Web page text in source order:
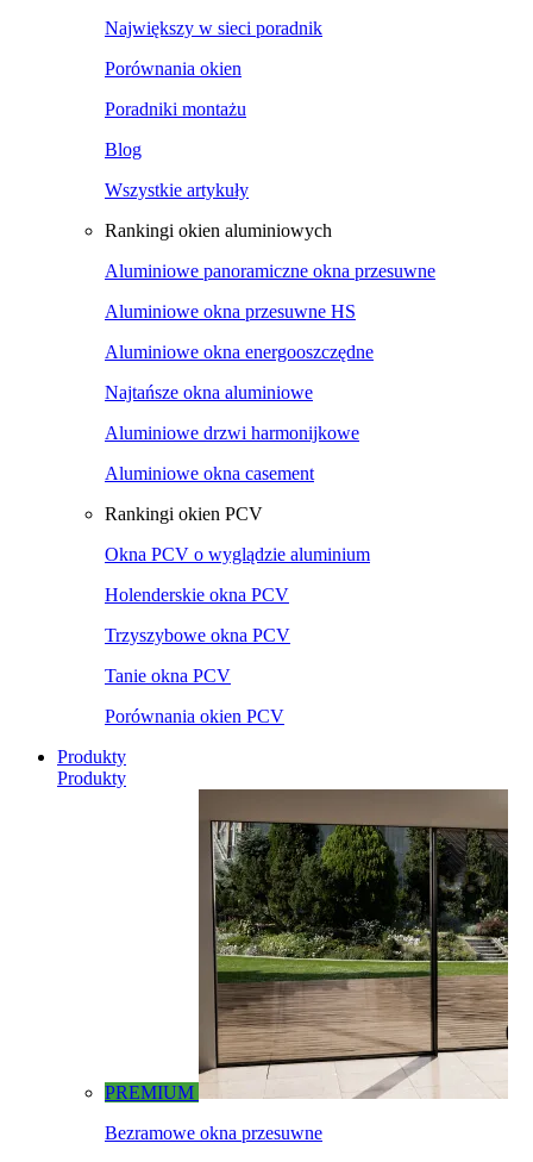
Największy w sieci poradnik
Porównania okien
Poradniki montażu
Blog
Wszystkie artykuły
Rankingi okien aluminiowych
Aluminiowe panoramiczne okna przesuwne
Aluminiowe okna przesuwne HS
Aluminiowe okna energooszczędne
Najtańsze okna aluminiowe
Aluminiowe drzwi harmonijkowe
Aluminiowe okna casement
Rankingi okien PCV
Okna PCV o wyglądzie aluminium
Holenderskie okna PCV
Trzyszybowe okna PCV
Tanie okna PCV
Porównania okien PCV
Produkty
Produkty
PREMIUM
Bezramowe okna przesuwne